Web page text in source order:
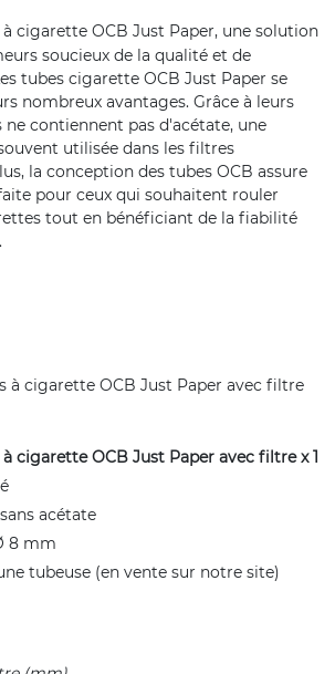
à cigarette OCB Just Paper, une solution
soucieux de la qualité et de
tubes cigarette OCB Just Paper se
nombreux avantages. Grâce à leurs
contiennent pas d'acétate, une
utilisée dans les filtres
la conception des tubes OCB assure
pour ceux qui souhaitent rouler
tout en bénéficiant de la fiabilité
à cigarette OCB Just Paper avec filtre
cigarette OCB Just Paper avec filtre x 1
acétate
8 mm
tubeuse (en vente sur notre site)